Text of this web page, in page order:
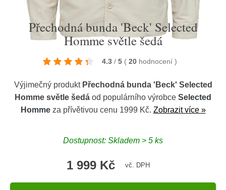
Přechodná bunda 'Beck' Selected
Homme světle šedá
4.3 / 5 ( 20 hodnocení )
Výjimečný produkt Přechodná bunda 'Beck' Selected
Homme světle šedá od populárního výrobce Selected
Hommeza přívětivou cenu 1999 Kč. Zobrazit více »
Dostupnost: Skladem > 5 ks
1 999 Kč vč. DPH